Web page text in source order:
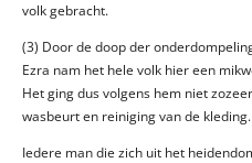
volk gebracht.
(3) Door de doop der
Ezra nam het hele volk hier een
Het ging dus volgens hem niet
wasbeurt en reiniging van de
Iedere man die zich uit het